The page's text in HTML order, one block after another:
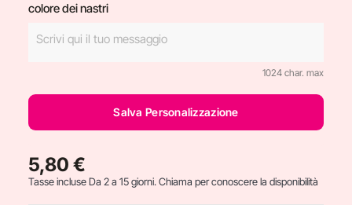
colore dei nastri
1024 char. max
Salva Personalizzazione
5,80 €
Tasse incluseDa 2 a 15 giorni. Chiama per conoscere la disponibilità